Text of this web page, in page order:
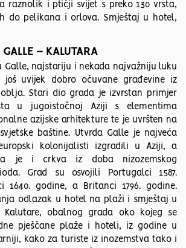
raznolik i ptičji svijet s preko 130 vrsta,
do pelikana i orlova. Smještaj u hotel,
– KALUTARA
Galle, najstariju i nekada najvažniju luku
uvijek dobro očuvane građevine iz
Stari dio grada je izvrstan primjer
u jugoistočnoj Aziji s elementima
azijske arhitekture te je uvršten na
baštine. Utvrda Galle je najveća
kolonijalisti izgradili u Aziji, a
je i crkva iz doba nizozemskog
Grad su osvojili Portugalci 1587.
1640. godine, a Britanci 1796. godine.
odlazak u hotel na plaži i smještaj u
obalnog grada oko kojeg se
pješčane plaže i hoteli, iz godine u
kako za turiste iz inozemstva tako i